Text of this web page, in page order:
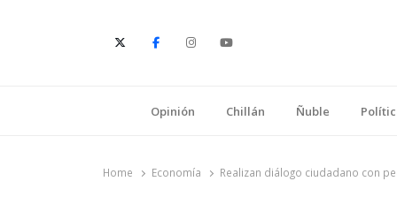
Opinión
Chillán Ñuble
Home Economía Realizan diálogo ciudadano con